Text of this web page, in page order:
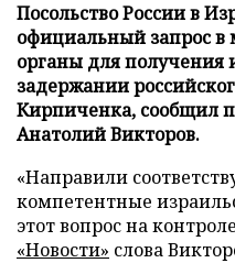
Посольство России в
официальный запрос
органы для
задержании
Кирпиченка, сообщил
Анатолий Викторов.
«Направили
компетентные
этот вопрос на
«Новости» слова